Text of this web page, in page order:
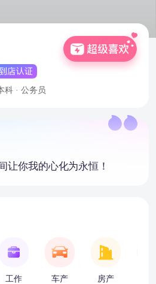
科 · 公务员
让你我的心化为永恒！
工作 车产 房产